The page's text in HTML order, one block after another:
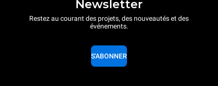
Newsletter
Restez au courant des projets, des nouveautés et des
événements.
S'ABONNER